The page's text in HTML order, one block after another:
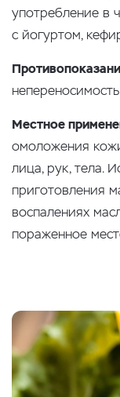
употребление в
с йогуртом,
Местное
омоложения
лица, рук, тела.
приготовления
воспалениях
пораженное